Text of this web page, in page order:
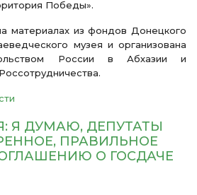
Победы».
материалах из фондов Донецкого
музея и организована
России в Абхазии и
Я ДУМАЮ, ДЕПУТАТЫ
ПРАВИЛЬНОЕ
О ГОСДАЧЕ